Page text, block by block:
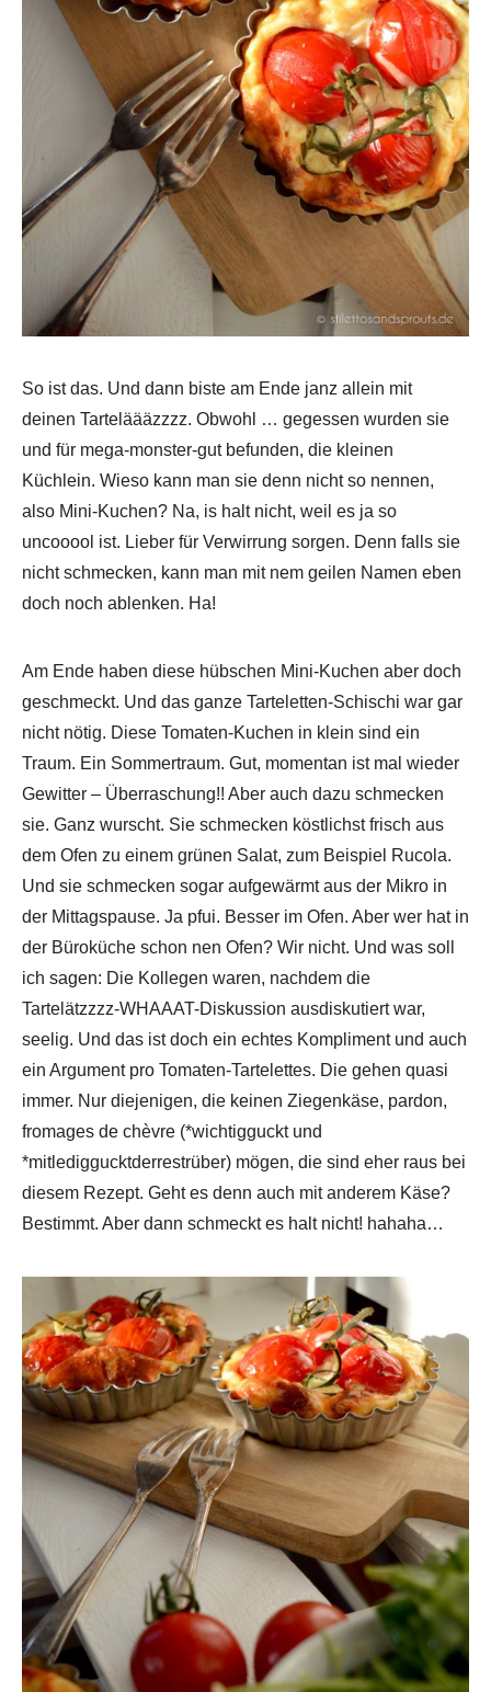
So ist das. Und dann biste am Ende janz allein mit
deinen Tarteläääzzzz. Obwohl … gegessen wurden sie
und für mega-monster-gut befunden, die kleinen
Küchlein. Wieso kann man sie denn nicht so nennen,
also Mini-Kuchen? Na, is halt nicht, weil es ja so
uncooool ist. Lieber für Verwirrung sorgen. Denn falls sie
nicht schmecken, kann man mit nem geilen Namen eben
doch noch ablenken. Ha!
Am Ende haben diese hübschen Mini-Kuchen aber doch
geschmeckt. Und das ganze Tarteletten-Schischi war gar
nicht nötig. Diese Tomaten-Kuchen in klein sind ein
Traum. Ein Sommertraum. Gut, momentan ist mal wieder
Gewitter – Überraschung!! Aber auch dazu schmecken
sie. Ganz wurscht. Sie schmecken köstlichst frisch aus
dem Ofen zu einem grünen Salat, zum Beispiel Rucola.
Und sie schmecken sogar aufgewärmt aus der Mikro in
der Mittagspause. Ja pfui. Besser im Ofen. Aber wer hat in
der Büroküche schon nen Ofen? Wir nicht. Und was soll
ich sagen: Die Kollegen waren, nachdem die
Tartelätzzzz-WHAAAT-Diskussion ausdiskutiert war,
seelig. Und das ist doch ein echtes Kompliment und auch
ein Argument pro Tomaten-Tartelettes. Die gehen quasi
immer. Nur diejenigen, die keinen Ziegenkäse, pardon,
fromages de chèvre (*wichtigguckt und
*mitlediggucktderrestrüber) mögen, die sind eher raus bei
diesem Rezept. Geht es denn auch mit anderem Käse?
Bestimmt. Aber dann schmeckt es halt nicht! hahaha…